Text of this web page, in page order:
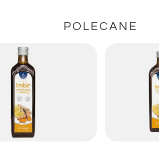
POLECANE